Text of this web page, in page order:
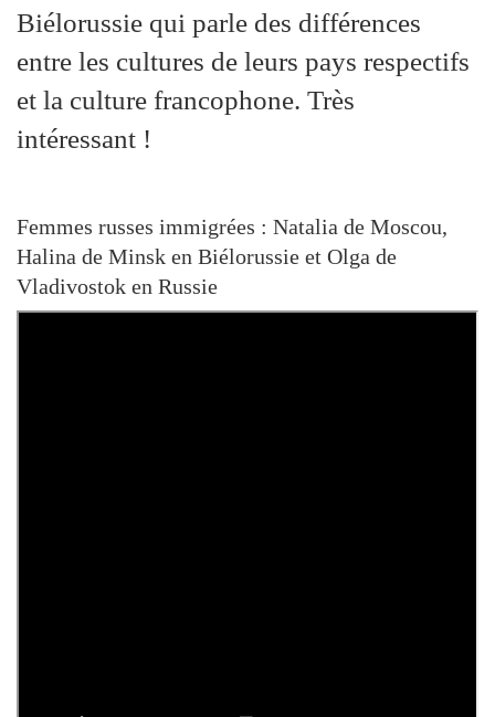
Biélorussie qui parle des différences
entre les cultures de leurs pays respectifs
et la culture francophone. Très
intéressant !
Femmes russes immigrées : Natalia de Moscou,
Halina de Minsk en Biélorussie et Olga de
Vladivostok en Russie